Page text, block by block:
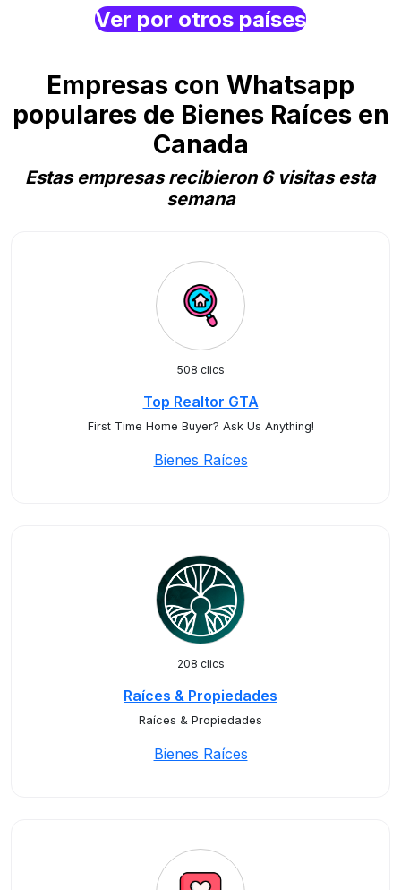
Ver por otros países
Empresas con Whatsapp
populares de Bienes Raíces en
Canada
Estas empresas recibieron 6 visitas esta
semana
508 clics
Top Realtor GTA
First Time Home Buyer? Ask Us Anything!
Bienes Raíces
208 clics
Raíces & Propiedades
Raíces & Propiedades
Bienes Raíces